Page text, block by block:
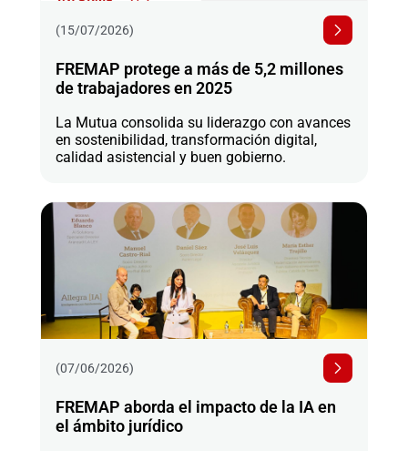
(15/07/2026)
FREMAP protege a más de 5,2 millones
de trabajadores en 2025
La Mutua consolida su liderazgo con avances
en sostenibilidad, transformación digital,
calidad asistencial y buen gobierno.
(07/06/2026)
FREMAP aborda el impacto de la IA en
el ámbito jurídico